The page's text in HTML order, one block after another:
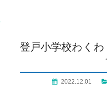
登戸小学校わく
2022.12.01